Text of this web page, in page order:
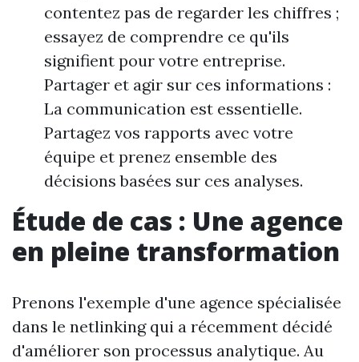
contentez pas de regarder les chiffres ;
essayez de comprendre ce qu'ils
signifient pour votre entreprise.
Partager et agir sur ces informations :
La communication est essentielle.
Partagez vos rapports avec votre
équipe et prenez ensemble des
décisions basées sur ces analyses.
Étude de cas : Une agence
en pleine transformation
Prenons l'exemple d'une agence spécialisée
dans le netlinking qui a récemment décidé
d'améliorer son processus analytique. Au